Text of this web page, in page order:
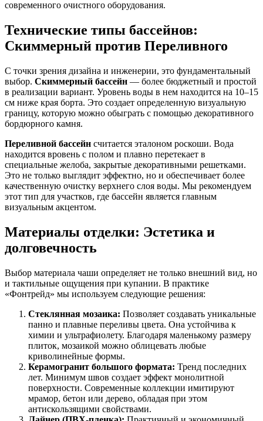
современного очистного оборудования.
Технические типы бассейнов:
Скиммерный против Переливного
С точки зрения дизайна и инженерии, это фундаментальный
выбор. Скиммерный бассейн — более бюджетный и простой
в реализации вариант. Уровень воды в нем находится на 10–15
см ниже края борта. Это создает определенную визуальную
границу, которую можно обыграть с помощью декоративного
бордюрного камня.
Переливной бассейн считается эталоном роскоши. Вода
находится вровень с полом и плавно перетекает в
специальные желоба, закрытые декоративными решетками.
Это не только выглядит эффектно, но и обеспечивает более
качественную очистку верхнего слоя воды. Мы рекомендуем
этот тип для участков, где бассейн является главным
визуальным акцентом.
Материалы отделки: Эстетика и
долговечность
Выбор материала чаши определяет не только внешний вид, но
и тактильные ощущения при купании. В практике
«Фонтрейд» мы используем следующие решения:
Стеклянная мозаика: Позволяет создавать уникальные
панно и плавные переливы цвета. Она устойчива к
химии и ультрафиолету. Благодаря маленькому размеру
плиток, мозаикой можно облицевать любые
криволинейные формы.
Керамогранит большого формата: Тренд последних
лет. Минимум швов создает эффект монолитной
поверхности. Современные коллекции имитируют
мрамор, бетон или дерево, обладая при этом
антискользящими свойствами.